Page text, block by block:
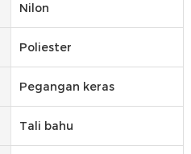
Nilon
Poliester
Pegangan keras
Tali bahu